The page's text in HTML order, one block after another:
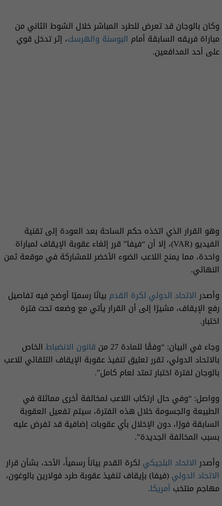
وكان بالوجان قد تعرض للطرد المباشر خلال الشوط الثاني من
مباراة فريقه السابقة أمام البوسنة والهرسك، إثر تدخل قوي
على أحد المدافعين.
وهو القرار الذي اتخذه حكم الساحة بعد العودة إلى تقنية
الفيديو (VAR)، إلا أن “فيفا” قرر إلغاء عقوبة الإيقاف لمباراة
واحدة، مما يمنح اللاعب الضوء الأخضر للمشاركة في موقعة ثمن
النهائي.
وأصدرالاتحاد الدولي لكرة القدم بيانًا رسميًا أوضح فيه تفاصيل
رفع الإيقاف، مشيرًا إلى أن القرار يأتي مع وضعه تحت فترة
اختبار.
وجاء في البيان: “وفقًا للمادة 27 من
قانون الانضباط الخاص
بالاتحاد الدولي، تقرر تعليق تنفيذ عقوبة الإيقاف التلقائي للاعب
بالوجان لفترة اختبار تمتد لعام كامل”.
وواصل: “وفي حال ارتكاب اللاعب لمخالفة أخرى مماثلة في
الطبيعة والجسومة خلال هذه الفترة، سيتم تفعيل العقوبة
السابقة فورًا، دون الإخلال بأي عقوبات إضافية قد تفرض عليه
بسبب المخالفة الجديدة”.
وأصدرالاتحاد البلجيكي لكرة القدم بياناً رسمياً، الأحد، بشأن قرار
الاتحاد الدولي(فيفا) بإيقاف تنفيذ عقوبة طرد فولارين بالوغون،
مهاجم منتخب أمريكا.